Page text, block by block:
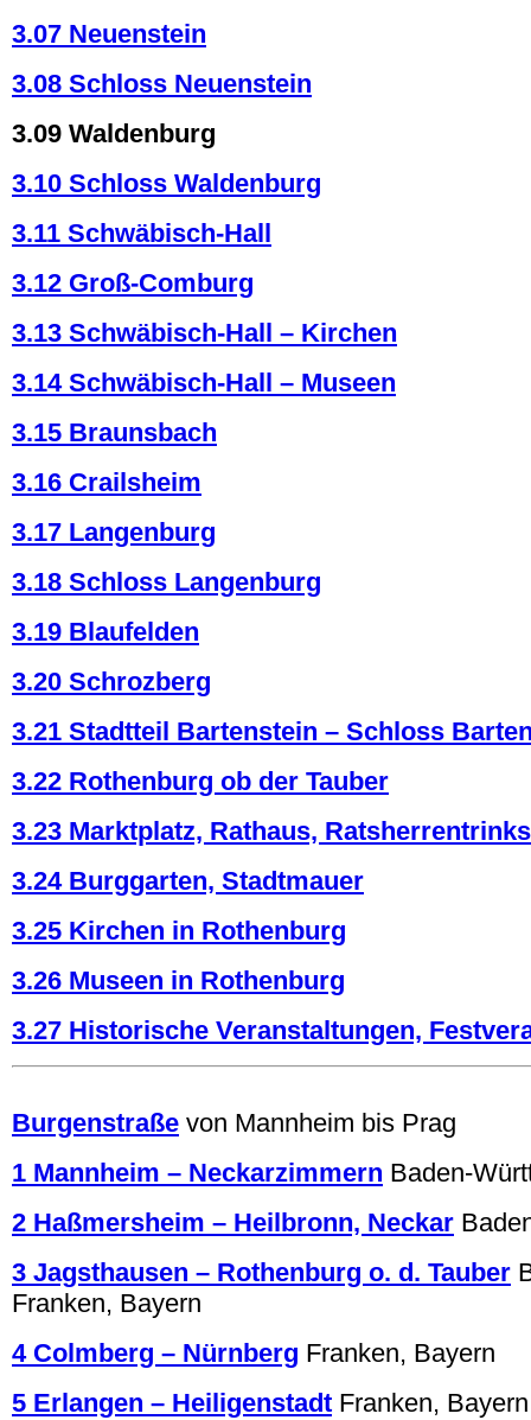
3.07 Neuenstein
3.08 Schloss Neuenstein
3.09 Waldenburg
3.10 Schloss Waldenburg
3.11 Schwäbisch-Hall
3.12 Groß-Comburg
3.13 Schwäbisch-Hall – Kirchen
3.14 Schwäbisch-Hall – Museen
3.15 Braunsbach
3.16 Crailsheim
3.17 Langenburg
3.18 Schloss Langenburg
3.19 Blaufelden
3.20 Schrozberg
3.21 Stadtteil Bartenstein – Schloss
3.22 Rothenburg ob der Tauber
3.23 Marktplatz, Rathaus,
3.24 Burggarten, Stadtmauer
3.25 Kirchen in Rothenburg
3.26 Museen in Rothenburg
3.27 Historische Veranstaltungen,
Burgenstraße von Mannheim bis Prag
1 Mannheim – Neckarzimmern Baden-
2 Haßmersheim – Heilbronn, Neckar
3 Jagsthausen – Rothenburg o. d. Tauber
Franken, Bayern
4 Colmberg – Nürnberg Franken, Bayern
5 Erlangen – Heiligenstadt Franken, Bayern